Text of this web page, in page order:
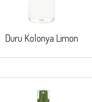
Duru Kolonya Limon